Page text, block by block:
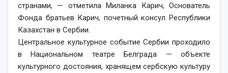
странами, — отметила Миланка Карич, Основатель
Фонда братьев Карич, почетный консул Республики
Казахстан в Сербии.
Центральное культурное событие Сербии проходило
в Национальном театре Белграда — объекте
культурного достояния, хранящем сербскую культуру